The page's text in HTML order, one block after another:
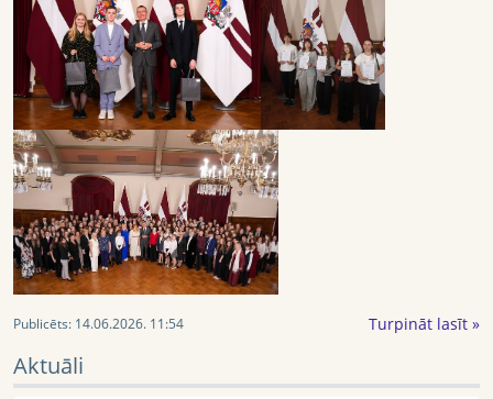
Publicēts: 14.06.2026. 11:54 Turpināt lasīt »
Aktuāli